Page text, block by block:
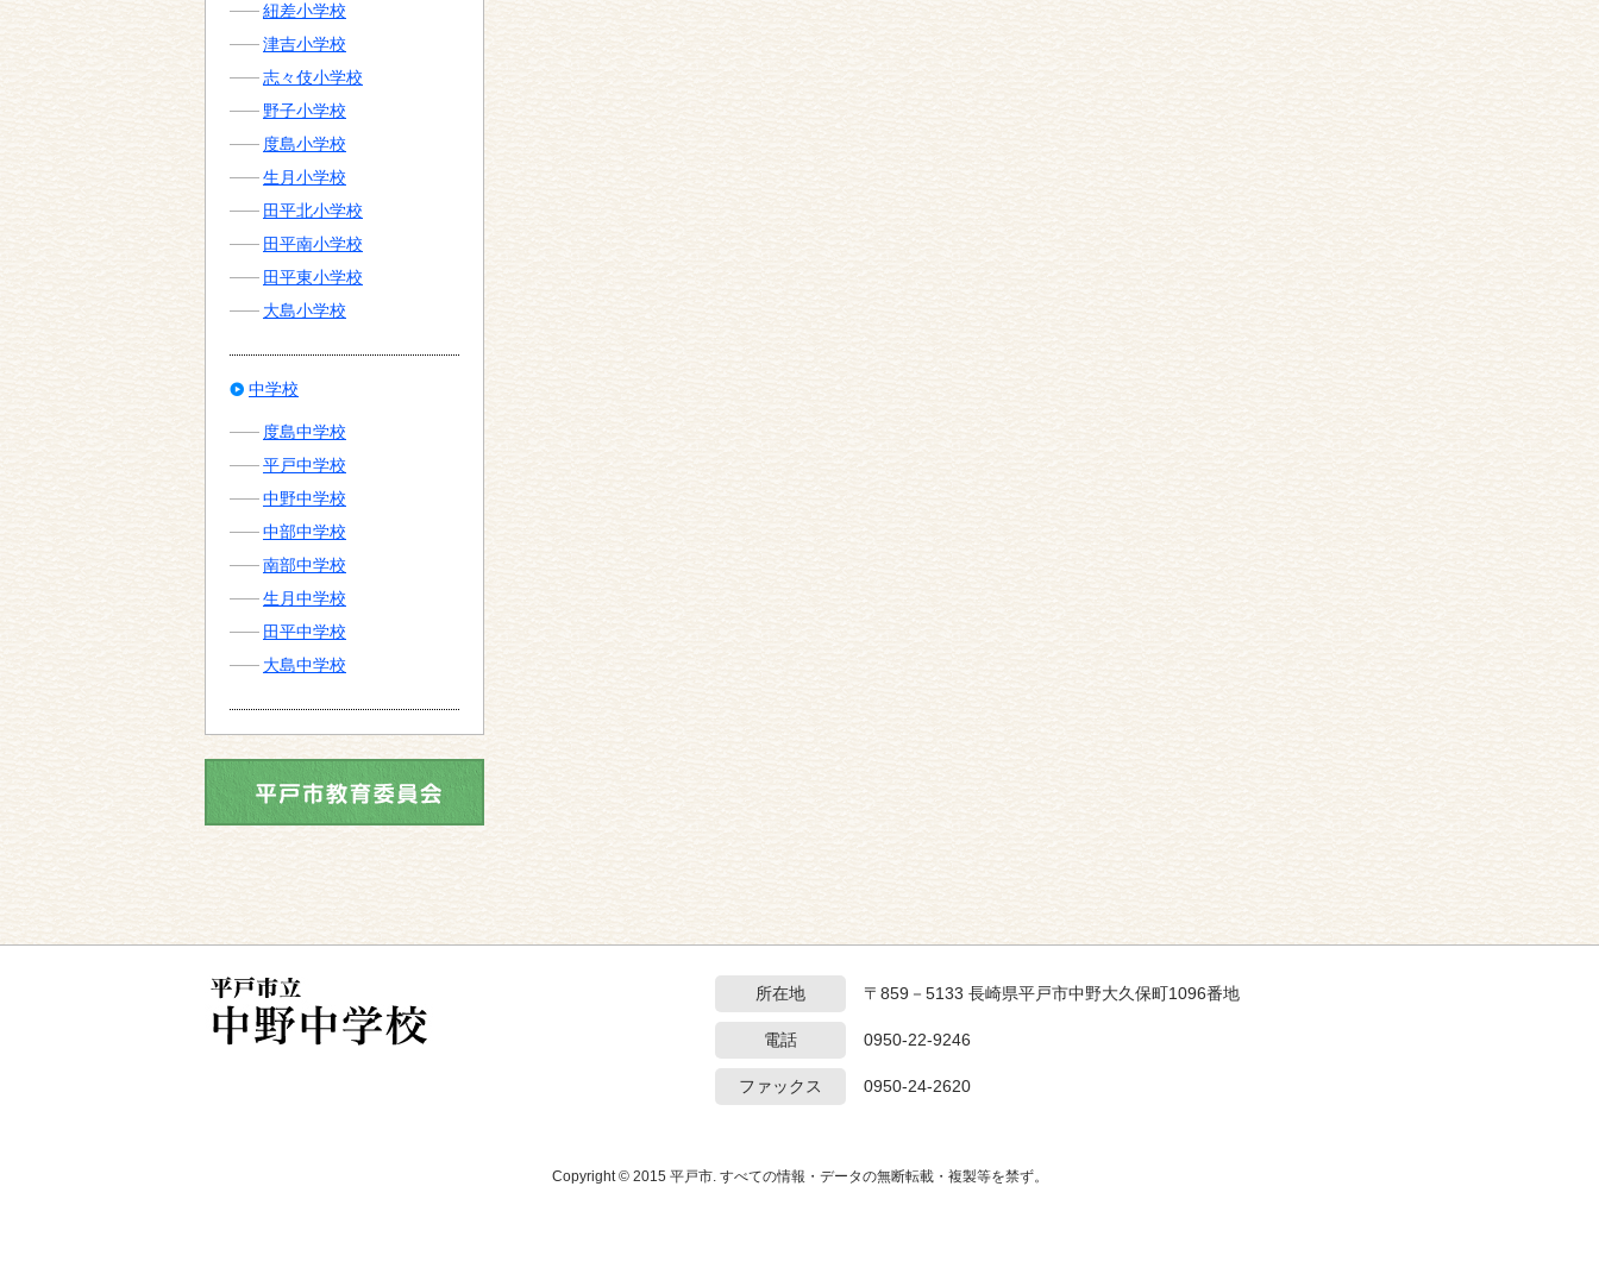
紐差小学校
津吉小学校
志々伎小学校
野子小学校
度島小学校
生月小学校
田平北小学校
田平南小学校
田平東小学校
大島小学校
中学校
度島中学校
平戸中学校
中野中学校
中部中学校
南部中学校
生月中学校
田平中学校
大島中学校
所在地 〒859－5133 長崎県平戸市中野大久保町1096番地
電話 0950-22-9246
ファックス 0950-24-2620
Copyright © 2015 平戸市. すべての情報・データの無断転載・複製等を禁ず。